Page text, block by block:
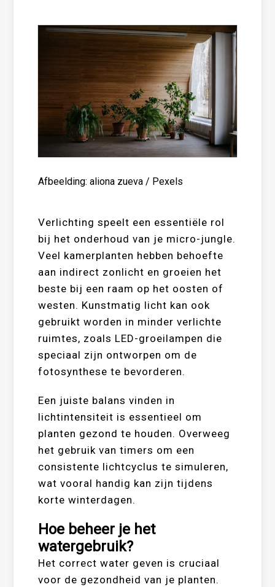
Afbeelding: aliona zueva / Pexels
Verlichting speelt een essentiële rol
bij het onderhoud van je micro-jungle.
Veel kamerplanten hebben behoefte
aan indirect zonlicht en groeien het
beste bij een raam op het oosten of
westen. Kunstmatig licht kan ook
gebruikt worden in minder verlichte
ruimtes, zoals LED-groeilampen die
speciaal zijn ontworpen om de
fotosynthese te bevorderen.
Een juiste balans vinden in
lichtintensiteit is essentieel om
planten gezond te houden. Overweeg
het gebruik van timers om een
consistente lichtcyclus te simuleren,
wat vooral handig kan zijn tijdens
korte winterdagen.
Hoe beheer je het
watergebruik?
Het correct water geven is cruciaal
voor de gezondheid van je planten.